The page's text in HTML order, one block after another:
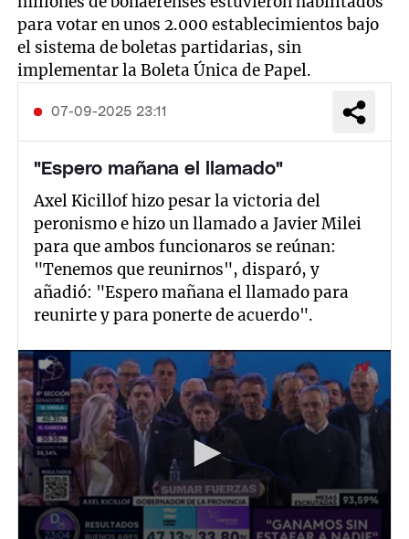
para votar en unos 2.000 establecimientos bajo
el sistema de boletas partidarias, sin
implementar la Boleta Única de Papel.
07-09-2025 23:11
"Espero mañana el llamado"
Axel Kicillof hizo pesar la victoria del
peronismo e hizo un llamado a Javier Milei
para que ambos funcionaros se reúnan:
"Tenemos que reunirnos", disparó, y
añadió: "Espero mañana el llamado para
reunirte y para ponerte de acuerdo".